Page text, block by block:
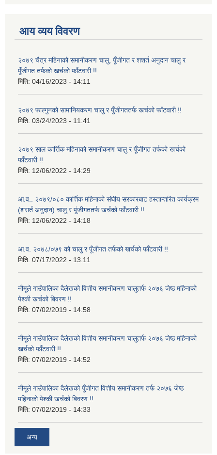
आय व्यय विवरण
२०७९ चैत्र महिनाको समानीकरण चालु, पूँजीगत र शशर्त अनुदान चालु र
पूँजीगत तर्फको खर्चको फाँटवारी !!
मिति: 04/16/2023 - 14:11
२०७९ फाल्गुनको सामानियकरण चालु र पुँजीगततर्फ खर्चको फाँटवारी !!
मिति: 03/24/2023 - 11:41
२०७९ साल कार्त्तिक महिनाको समानीकरण चालु र पूँजीगत तर्फको खर्चको
फाँटवारी !!
मिति: 12/06/2022 - 14:29
आ.व.. २०७९/०८० कार्त्तिक महिनाको संघीय सरकारबाट हस्तान्तरित कार्यक्रम
(शसर्त अनुदान) चालु र पूंजीगततर्फ खर्चको फाँटवारी !!
मिति: 12/06/2022 - 14:18
आ.व. २०७८/०७९ को चालु र पूँजीगत तर्फको खर्चको फाँटवारी !!
मिति: 07/17/2022 - 13:11
नौमूले गाउँपालिका दैलेखको वित्तीय समानीकरण चालुतर्फ २०७६ जेष्ठ महिनाको
पेश्की खर्चको बिवरण !!
मिति: 07/02/2019 - 14:58
नौमूले गाउँपालिका दैलेखको वित्तीय समानीकरण चालुतर्फ २०७६ जेष्ठ महिनाको
खर्चको फाँटवारी !!
मिति: 07/02/2019 - 14:52
नौमूले गाउँपालिका दैलेखको पुँजीगत वित्तीय समानीकरण तर्फ २०७६ जेष्ठ
महिनाको पेश्की खर्चको बिवरण !!
मिति: 07/02/2019 - 14:33
अन्य